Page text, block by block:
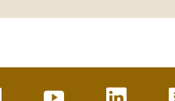
flickr youtube linkedin